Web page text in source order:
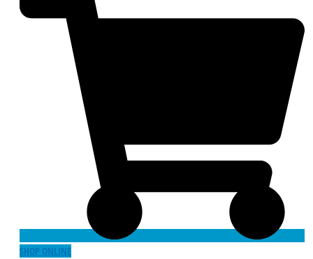
SHOP ONLINE